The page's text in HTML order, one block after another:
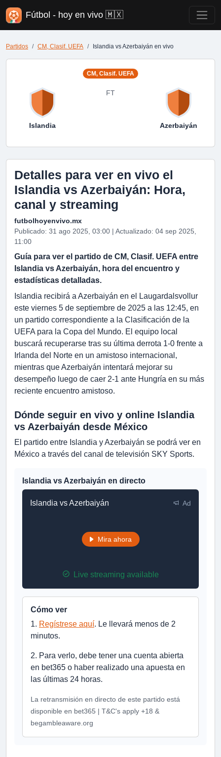
Fútbol - hoy en vivo 🇲🇽
Partidos CM, Clasif. UEFA Islandia vs Azerbaiyán en vivo
CM, Clasif. UEFA
Islandia
FT
Azerbaiyán
Detalles para ver en vivo el
Islandia vs Azerbaiyán: Hora,
canal y streaming
futbolhoyenvivo.mx
Publicado: 31 ago 2025, 03:00 | Actualizado: 04 sep 2025,
11:00
Guía para ver el partido de CM, Clasif. UEFA entre
Islandia vs Azerbaiyán, hora del encuentro y
estadísticas detalladas.
Islandia recibirá a Azerbaiyán en el Laugardalsvollur
este viernes 5 de septiembre de 2025 a las 12:45, en
un partido correspondiente a la Clasificación de la
UEFA para la Copa del Mundo. El equipo local
buscará recuperarse tras su última derrota 1-0 frente a
Irlanda del Norte en un amistoso internacional,
mientras que Azerbaiyán intentará mejorar su
desempeño luego de caer 2-1 ante Hungría en su más
reciente encuentro amistoso.
Dónde seguir en vivo y online Islandia
vs Azerbaiyán desde México
El partido entre Islandia y Azerbaiyán se podrá ver en
México a través del canal de televisión SKY Sports.
Islandia vs Azerbaiyán en directo
Islandia vs Azerbaiyán Ad
Mira ahora
Live streaming available
Cómo ver
1. Regístrese aquí. Le llevará menos de 2
minutos.
2. Para verlo, debe tener una cuenta abierta
en bet365 o haber realizado una apuesta en
las últimas 24 horas.
La retransmisión en directo de este partido está
disponible en bet365 | T&C's apply +18 &
begambleaware.org